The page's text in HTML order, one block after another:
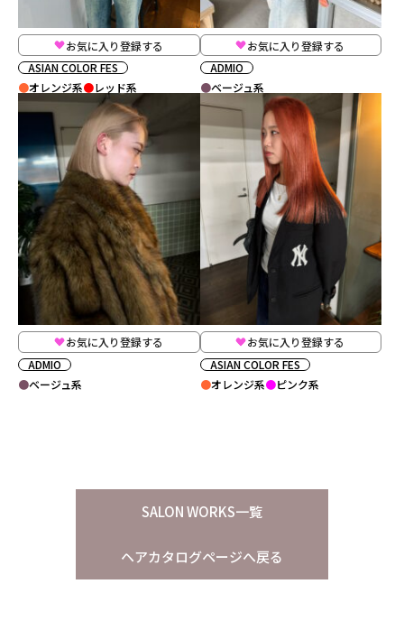
お気に入り登録する
ASIAN COLOR FES
オレンジ系
レッド系
お気に入り登録する
ADMIO
ベージュ系
お気に入り登録する
ADMIO
ベージュ系
お気に入り登録する
ASIAN COLOR FES
オレンジ系
ピンク系
SALON WORKS一覧
ヘアカタログページへ戻る